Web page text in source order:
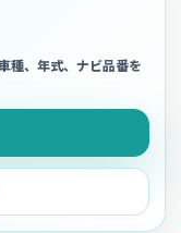
種、年式、ナビ品番を